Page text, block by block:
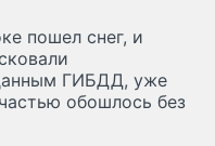
пошел снег, и
ГИБДД, уже
обошлось без